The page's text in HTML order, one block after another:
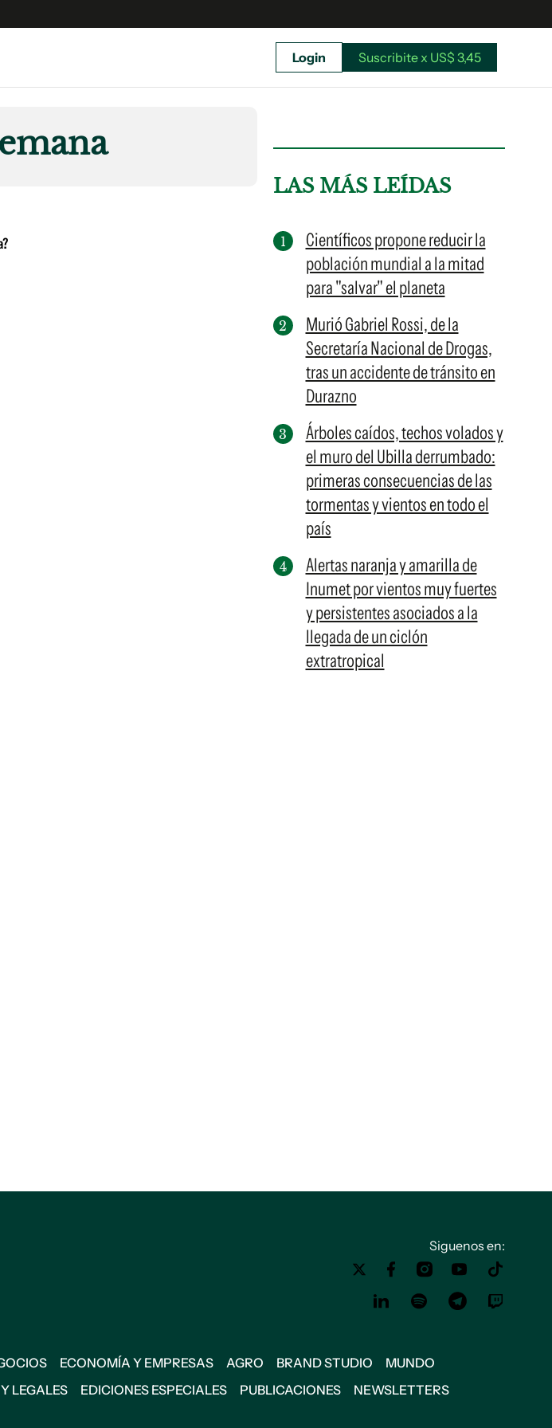
Suscribite x US$ 3,45
Login Suscribite x US$ 3,45
LAS MÁS LEÍDAS
Científicos propone reducir la
población mundial a la mitad
para "salvar" el planeta
Murió Gabriel Rossi, de la
Secretaría Nacional de Drogas,
tras un accidente de tránsito en
Durazno
Árboles caídos, techos volados y
el muro del Ubilla derrumbado:
primeras consecuencias de las
tormentas y vientos en todo el
país
Alertas naranja y amarilla de
Inumet por vientos muy fuertes
y persistentes asociados a la
llegada de un ciclón
extratropical
Siguenos en:
ECONOMÍA Y EMPRESAS AGRO BRAND STUDIO
MUNDO
LEGALES EDICIONES ESPECIALES PUBLICACIONES
NEWSLETTERS